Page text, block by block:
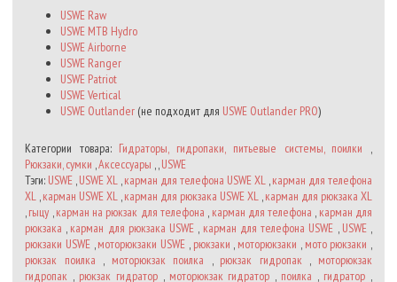
USWE Raw
USWE MTB Hydro
USWE Airborne
USWE Ranger
USWE Patriot
USWE Vertical
USWE Outlander (не подходит для USWE Outlander PRO)
Категории товара: Гидраторы, гидропаки, питьевые системы, поилки ,
Рюкзаки, сумки ,Аксессуары , ,USWE
Тэги: USWE ,USWE XL ,карман для телефона USWE XL ,карман для телефона
XL ,карман USWE XL ,карман для рюкзака USWE XL ,карман для рюкзака XL
,гыцу ,карман на рюкзак для телефона , карман для телефона , карман для
рюкзака , карман для рюкзака USWE , карман для телефона USWE , USWE,
рюкзаки USWE,моторюкзаки USWE , рюкзаки , моторюкзаки , мото рюкзаки ,
рюкзак поилка , моторюкзак поилка , рюкзак гидропак , моторюкзак
гидропак , рюкзак гидратор, моторюкзак гидратор , поилка , гидратор ,